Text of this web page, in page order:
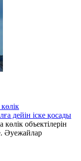
дейін іске қосады
объектілерін
Әуежайлар